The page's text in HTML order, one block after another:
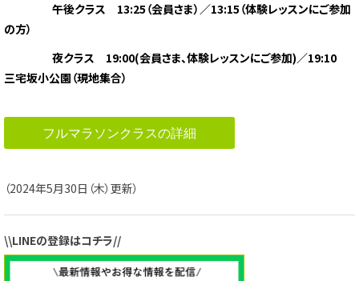
午後クラス 13:25（会員さま）／13:15（体験レッスンにご参加
の方）
夜クラス 19:00(会員さま、体験レッスンにご参加)／19:10
三宅坂小公園（現地集合）
フルマラソンクラスの詳細
（2024年5月30日（木）更新）
\\LINEの登録はコチラ//